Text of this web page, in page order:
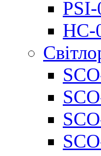
PSI-
НС-